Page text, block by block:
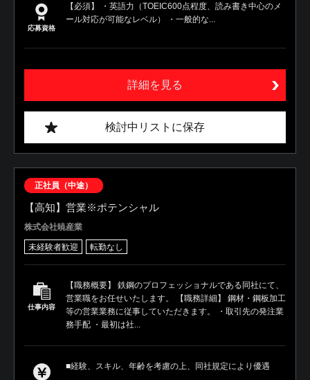
応募資格
【必須】 ・英語力（TOEIC600点程度、読み書き中心のメ
ール対応が可能なレベル） ・一般的な...
詳細を見る
検討中リストに保存
正社員（中途）
【高知】営業※ポテンシャル
株式会社暁産業
未経験者歓迎 転勤なし
仕事内容
【職務概要】 鉄鋼のプロフェッショナルである同社にて、
営業職をお任せいたします。 【職務詳細】 鋼材・鋼板加工
等の営業業務に従事していただきます。 ・取引先の発注業
務手配 ・最初は社...
■経験、スキル、年齢を考慮の上、同社規定により優遇